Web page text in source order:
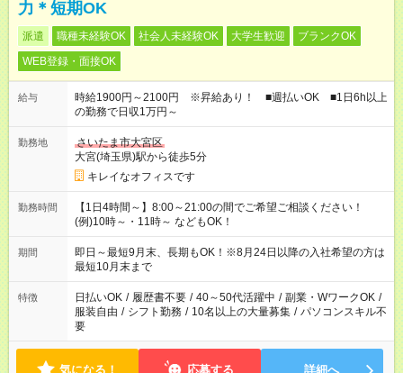
力＊短期OK
派遣 職種未経験OK 社会人未経験OK 大学生歓迎
ブランクOK
WEB登録・面接OK
給与
時給1900円～2100円 ※昇給あり！ ■週払いOK ■1日6h以上
の勤務で日収1万円～
勤務地
さいたま市大宮区
大宮(埼玉県)駅から徒歩5分
キレイなオフィスです
勤務時間
【1日4時間～】8:00～21:00の間でご希望ご相談ください！
(例)10時～・11時～ などもOK！
期間
即日～最短9月末、長期もOK！※8月24日以降の入社希望の方は
最短10月末まで
特徴 日払いOK / 履歴書不要 / 40～50代活躍中 / 副業・WワークOK /
服装自由 / シフト勤務 / 10名以上の大量募集 / パソコンスキル不
要
気になる！ 応募する 詳細へ